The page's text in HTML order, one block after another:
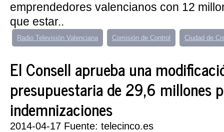
emprendedores valencianos con 12
que estar..
Radio Televisión Valenciana Comisión de Control Ciudad de
El Consell aprueba una
presupuestaria de 29,6 millones
indemnizaciones
2014-04-17 Fuente: telecinco.es